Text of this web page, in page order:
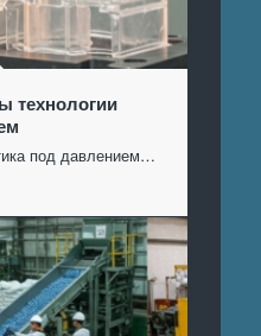
технологии
под давлением…